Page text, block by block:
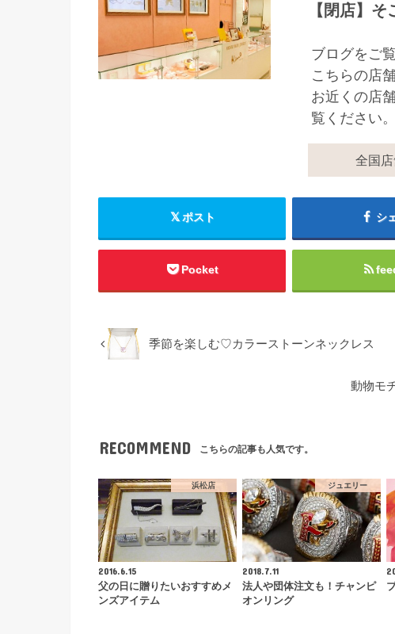
【閉店】
ブログをご
こちらの店
お近くの店
覧ください。
全国
ポスト シ
Pocket
季節を楽しむ♡カラーストーンネックレス
動物モ
RECOMMEND こちらの記事も人気です。
浜松店
2016.6.15
父の日に贈りたいおすすめメ
ンズアイテム
ジュエリー
2018.7.11
法人や団体注文も！チャンピ
オンリング